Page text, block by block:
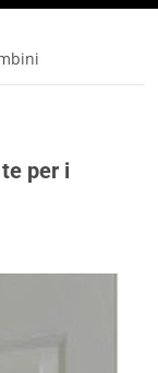
per i